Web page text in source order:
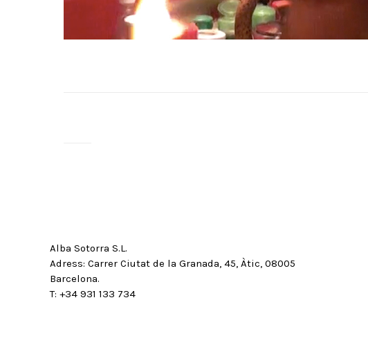
Alba Sotorra S.L.
Adress: Carrer Ciutat de la Granada, 45, Àtic, 08005
Barcelona.
T: +34 931 133 734